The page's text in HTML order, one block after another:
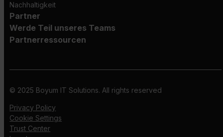
Nachhaltigkeit
Partner
Werde Teil unseres Teams
Partnerressourcen
© 2025 Boyum IT Solutions. All rights reserved
Privacy Policy
Cookie Settings
Trust Center